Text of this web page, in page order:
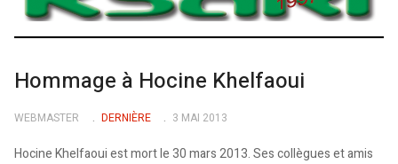
Hommage à Hocine Khelfaoui
WEBMASTER DERNIÈRE 3 MAI 2013
Hocine Khelfaoui est mort le 30 mars 2013. Ses collègues et amis